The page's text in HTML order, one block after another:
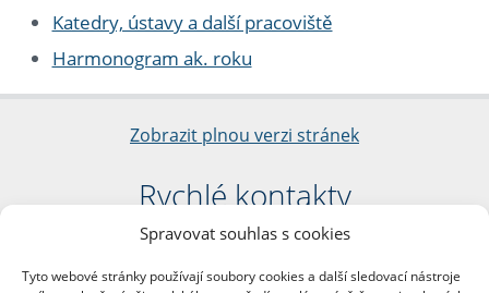
Spravovat souhlas s cookies
Tyto webové stránky používají soubory cookies a další sledovací nástroje
Katedry, ústavy a další pracoviště
Harmonogram ak. roku
Zobrazit plnou verzi stránek
Rychlé kontakty
Filozofická fakulta
nám. Jana Palacha 1/2